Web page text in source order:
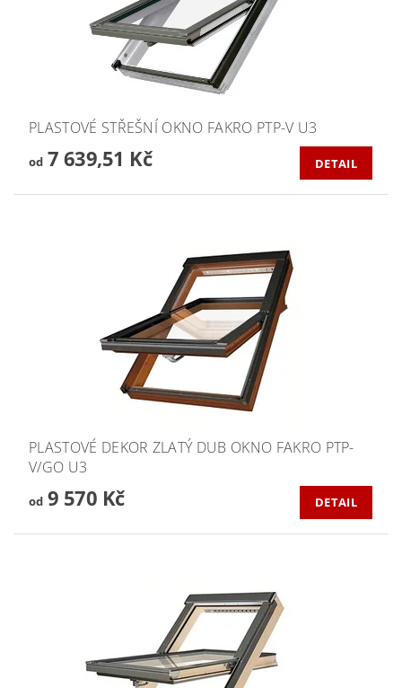
PLASTOVÉ STŘEŠNÍ OKNO FAKRO PTP-V U3
od7 639,51 Kč DETAIL
PLASTOVÉ DEKOR ZLATÝ DUB OKNO FAKRO PTP-
V/GO U3
od9 570 Kč DETAIL